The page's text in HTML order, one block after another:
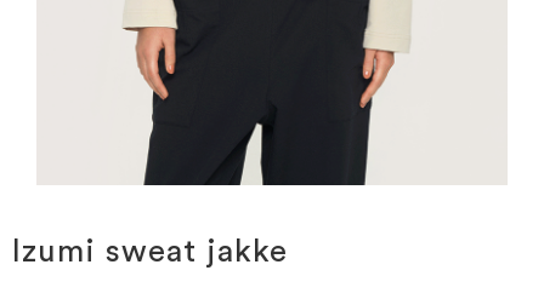
starten
afIzumi sweat jakke